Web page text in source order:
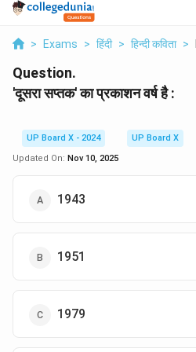
> Exams > हिंदी > हिन्दी कविता >
Question.
'दूसरा सप्तक' का प्रकाशन वर्ष है :
UP Board X - 2024
UP Board X
Updated On: Nov 10, 2025
1943
1951
1979